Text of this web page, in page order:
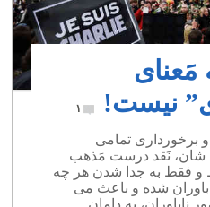
مَعنای
نیست!
۱
برخورداری تمامی
شان، نَقد درست مَذهب
فقط به جدا شدن هر چه
شده و باعث می